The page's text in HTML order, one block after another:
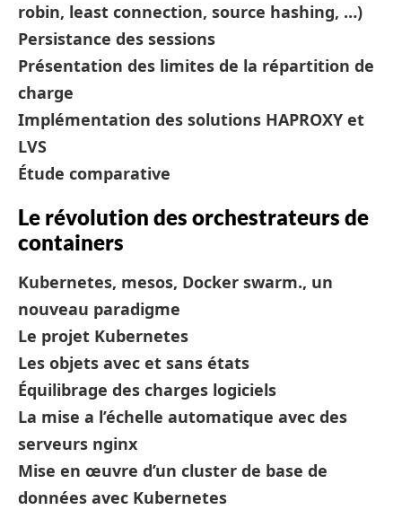
robin, least connection, source hashing, …)
Persistance des sessions
Présentation des limites de la répartition de
charge
Implémentation des solutions HAPROXY et
LVS
Étude comparative
Le révolution des orchestrateurs de
containers
Kubernetes, mesos, Docker swarm., un
nouveau paradigme
Le projet Kubernetes
Les objets avec et sans états
Équilibrage des charges logiciels
La mise a l’échelle automatique avec des
serveurs nginx
Mise en œuvre d’un cluster de base de
données avec Kubernetes